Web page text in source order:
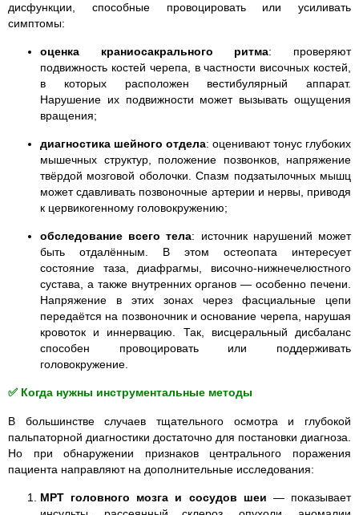
дисфункции, способные провоцировать или усиливать
симптомы:
оценка краниосакрального ритма: проверяют
подвижность костей черепа, в частности височных костей,
в которых расположен вестибулярный аппарат.
Нарушение их подвижности может вызывать ощущения
вращения;
диагностика шейного отдела: оценивают тонус глубоких
мышечных структур, положение позвонков, напряжение
твёрдой мозговой оболочки. Спазм подзатылочных мышц
может сдавливать позвоночные артерии и нервы, приводя
к цервикогенному головокружению;
обследование всего тела: источник нарушений может
быть отдалённым. В этом остеопата интересует
состояние таза, диафрагмы, височно-нижнечелюстного
сустава, а также внутренних органов — особенно печени.
Напряжение в этих зонах через фасциальные цепи
передаётся на позвоночник и основание черепа, нарушая
кровоток и иннервацию. Так, висцеральный дисбаланс
способен провоцировать или поддерживать
головокружение.
✅ Когда нужны инструментальные методы
В большинстве случаев тщательного осмотра и глубокой
пальпаторной диагностики достаточно для постановки диагноза.
Но при обнаружении признаков центрального поражения
пациента направляют на дополнительные исследования:
МРТ головного мозга и сосудов шеи — показывает